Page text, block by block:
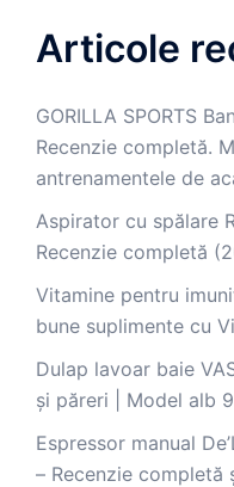
Articole
GORILLA SPORTS
Recenzie completă.
antrenamentele de
Aspirator cu spălare
Recenzie completă
Vitamine pentru
bune suplimente cu
Dulap lavoar baie
și păreri | Model alb
Espressor manual
– Recenzie completă